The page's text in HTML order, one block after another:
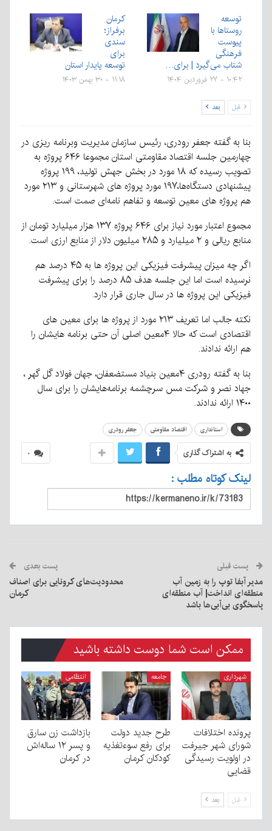
توسعه
روستاها با
پیوست
فرهنگی
شتاب می‌گیرد | برای…
۱۰:۴۲ - ۲۷ فروردین ۱۴۰۴
کرمان
برفراز؛
سندی
برای
توسعه پایدار استان
۱۱:۱۸ - ۳۰ بهمن ۱۴۰۳
قبل بعد
بنا به گفته جعفر رودری، رئیس سازمان مدیریت وبرنامه ریزی در
چهارمین جلسه اقتصاد مقاومتی استان مجموعا ۶۴۶ پروژه به
تصویب رسیده که ۱۸ مورد در بخش جهش تولید، ۱۹۹ پروژه
پیشنهادی دستگاه‌ها،۱۹۷ مورد پروژه های شهرستانی و ۲۱۳ مورد
هم پروژه های معین توسعه و تفاهم نامه‌ای صمت است.
مجموع اعتبار مورد نیاز برای ۶۴۶ پروژه ۱۳۷ هزار میلیارد تومان از
منابع ریالی و ۲ میلیارد و ۲۸۵ میلیون دلار از منابع ارزی است.
اگر چه میزان پیشرفت فیزیکی این پروژه ها به ۴۵ درصد هم
نرسیده است اما این جلسه هدف ۸۵ درصد را برای پیشرفت
فیزیکی این پروژه ها در سال جاری قرار دارد.
نکته جالب اما تعریف ۲۱۳ مورد از پروژه ها برای معین های
اقتصادی است که حالا ۴معین اصلی آن حتی برنامه هایشان را
هم ارائه ندادند.
بنا به گفته رودری ۴معین بنیاد مستضعفان، جهان فولاد گل گهر ،
جهاد نصر و شرکت مس سرچشمه برنامه‌هایشان را برای سال
۱۴۰۰ ارائه ندادند.
استانداری اقتصاد مقاومتی جعفر رودری
۰ به اشتراک گذاری
لینک کوتاه مطلب :
پست قبلی
مدیر آبفا توپ را به زمین آب
منطقه‌ای انداخت| آب منطقه‌ای
پاسخگوی بی‌آبی‌ها باشد
پست بعدی
محدودیت‌های کرونایی برای اصناف
کرمان
ممکن است شما دوست داشته باشید
شهرداری
پرونده اختلافات
شورای شهر جیرفت
در اولویت رسیدگی
قضایی
جامعه
طرح جدید دولت
برای رفع سوءتغذیه
کودکان کرمان
انتظامی
بازداشت زن سارق
و پسر ۱۲ ساله‌اش
در کرمان
قبل بعد